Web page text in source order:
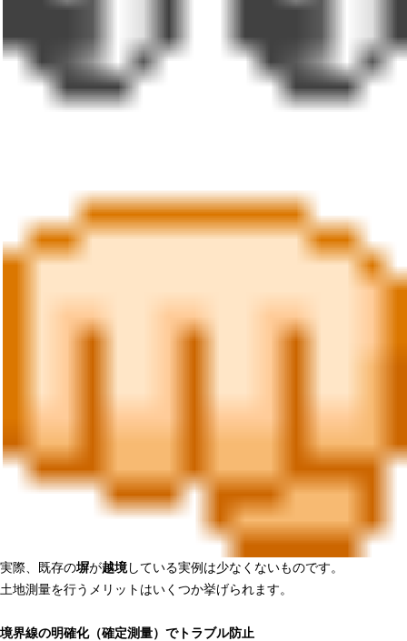
実際、既存の塀が越境している実例は少なくないものです。
土地測量を行うメリットはいくつか挙げられます。
境界線の明確化（確定測量）でトラブル防止